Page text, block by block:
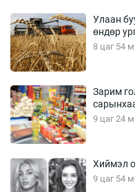
Улаан
өндөр
8 цаг 54
Зарим
9 цаг 24
Хиймэл
9 цаг 54